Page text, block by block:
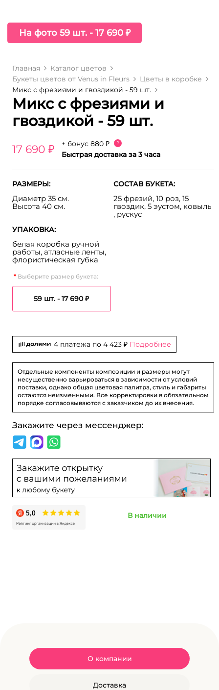
На фото 59 шт. - 17 690 ₽
Главная
Каталог цветов
Букеты цветов от Venus in Fleurs
Цветы в коробке
Микс с фрезиями и гвоздикой - 59 шт.
Микс с фрезиями и
гвоздикой - 59 шт.
17 690 ₽ + бонус 880 ₽ ?
Быстрая доставка за 3 часа
РАЗМЕРЫ:
Диаметр 35 см.
Высота 40 см.
СОСТАВ БУКЕТА:
25 фрезий, 10 роз, 15
гвоздик, 5 эустом, ковыль
, рускус
УПАКОВКА:
белая коробка ручной
работы, атласные ленты,
флористическая губка
Выберите размер букета:
59 шт. -17 690 ₽
4 платежа по 4 423 ₽ Подробнее
Отдельные компоненты композиции и размеры могут
несущественно варьироваться в зависимости от условий
поставки, однако общая цветовая палитра, стиль и габариты
остаются неизменными. Все корректировки в обязательном
порядке согласовываются с заказчиком до их внесения.
Закажите через мессенджер:
В наличии
О компании
Доставка